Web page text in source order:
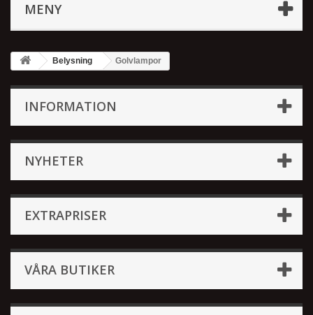
MENY
Belysning Golvlampor
INFORMATION
NYHETER
EXTRAPRISER
VÅRA BUTIKER